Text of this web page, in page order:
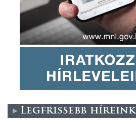
Legfrissebb híreink